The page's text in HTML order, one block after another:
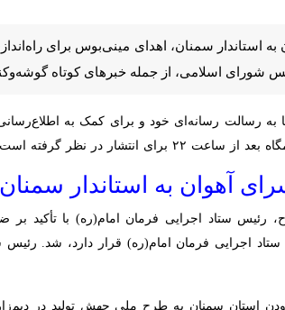
استاندار سمنان، اهدای مینی‌بوس برای
از جمله خبرهای کوتاه گوشه‌وکنار استان سمنان
رسالت رسانه‌ای خود و برای کمک به
در نظر گرفته است.
به استاندار سمنان
رئیس ستاد اجرایی فرمان امام(ره) با تأکید بر
فرمان امام(ره) قرار دارد، شد. رئیس ستاد ضمن
سمنان به طرح ملی جهش تولید در